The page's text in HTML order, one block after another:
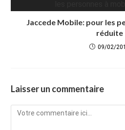
Jaccede Mobile: pour les
réduite
09/02/
Laisser un commentaire
Comment